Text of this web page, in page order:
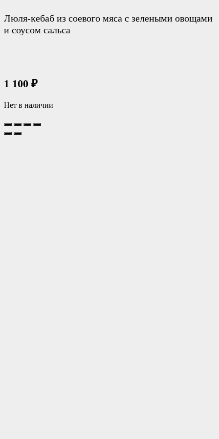
Люля-кебаб из соевого мяса с зелеными овощами
и соусом сальса
1 100 ₽
Нет в наличии